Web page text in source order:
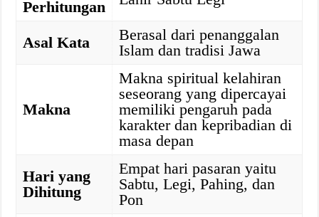
Perhitungan
Asal Kata
Berasal dari penanggalan
Islam dan tradisi Jawa
Makna
Makna spiritual kelahiran
seseorang yang dipercayai
memiliki pengaruh pada
karakter dan kepribadian di
masa depan
Hari yang
Dihitung
Empat hari pasaran yaitu
Sabtu, Legi, Pahing, dan
Pon